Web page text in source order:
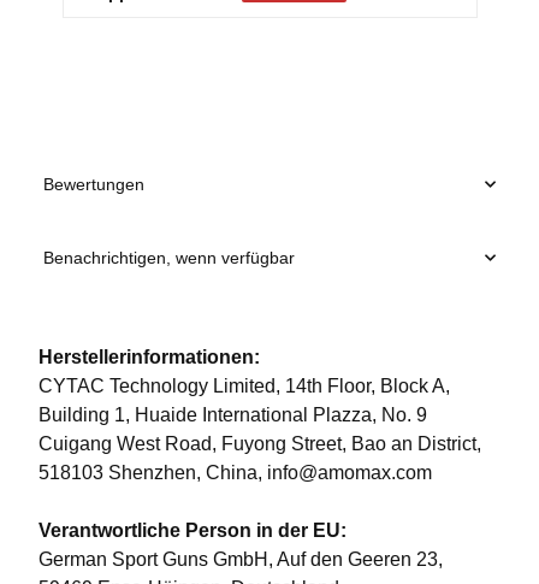
Bewertungen
Benachrichtigen, wenn verfügbar
Herstellerinformationen:
CYTAC Technology Limited, 14th Floor, Block A,
Building 1, Huaide International Plazza, No. 9
Cuigang West Road, Fuyong Street, Bao an District,
518103 Shenzhen, China, info@amomax.com
Verantwortliche Person in der EU:
German Sport Guns GmbH, Auf den Geeren 23,